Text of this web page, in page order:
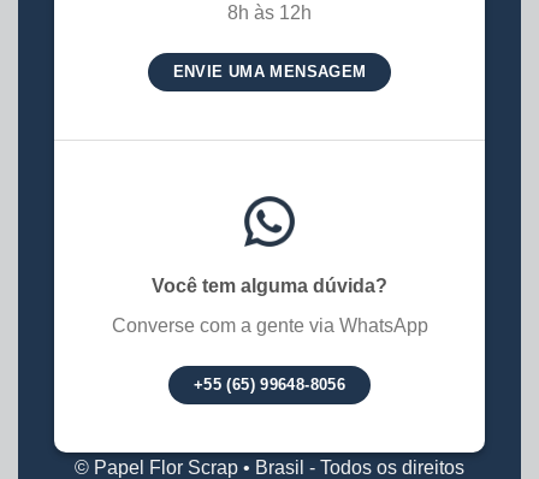
8h às 12h
ENVIE UMA MENSAGEM
Você tem alguma dúvida?
Converse com a gente via WhatsApp
+55 (65) 99648-8056
© Papel Flor Scrap • Brasil - Todos os direitos